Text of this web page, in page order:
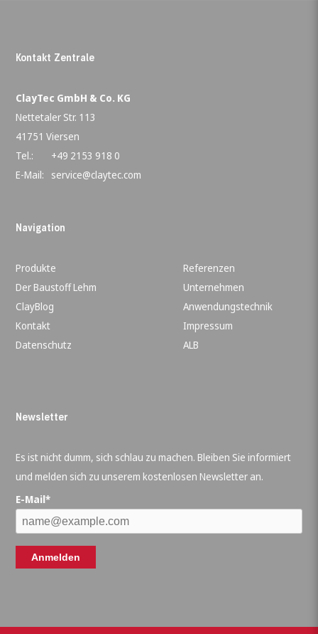
Kontakt Zentrale
ClayTec GmbH & Co. KG
Nettetaler Str. 113
41751 Viersen
Tel.:
+49 2153 918 0
E-Mail:
service@claytec.com
Navigation
Produkte
Referenzen
Der Baustoff Lehm
Unternehmen
ClayBlog
Anwendungstechnik
Kontakt
Impressum
Datenschutz
ALB
Newsletter
Es ist nicht dumm, sich schlau zu machen. Bleiben Sie informiert
und melden sich zu unserem kostenlosen Newsletter an.
E-Mail*
Anmelden